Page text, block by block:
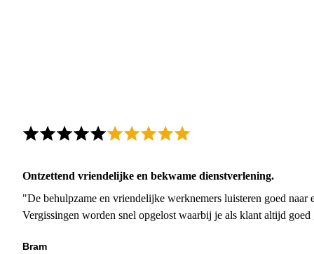
Ontzettend vriendelijke en bekwame dienstverlening.
"De behulpzame en vriendelijke werknemers luisteren goed naar
Vergissingen worden snel opgelost waarbij je als klant altijd
Bram